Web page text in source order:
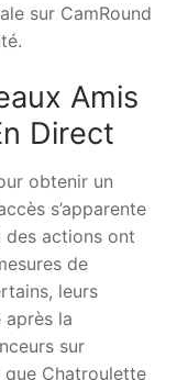
sur CamRound
Amis
Direct
obtenir un
s’apparente
des actions ont
de
leurs
après la
sur
que Chatroulette